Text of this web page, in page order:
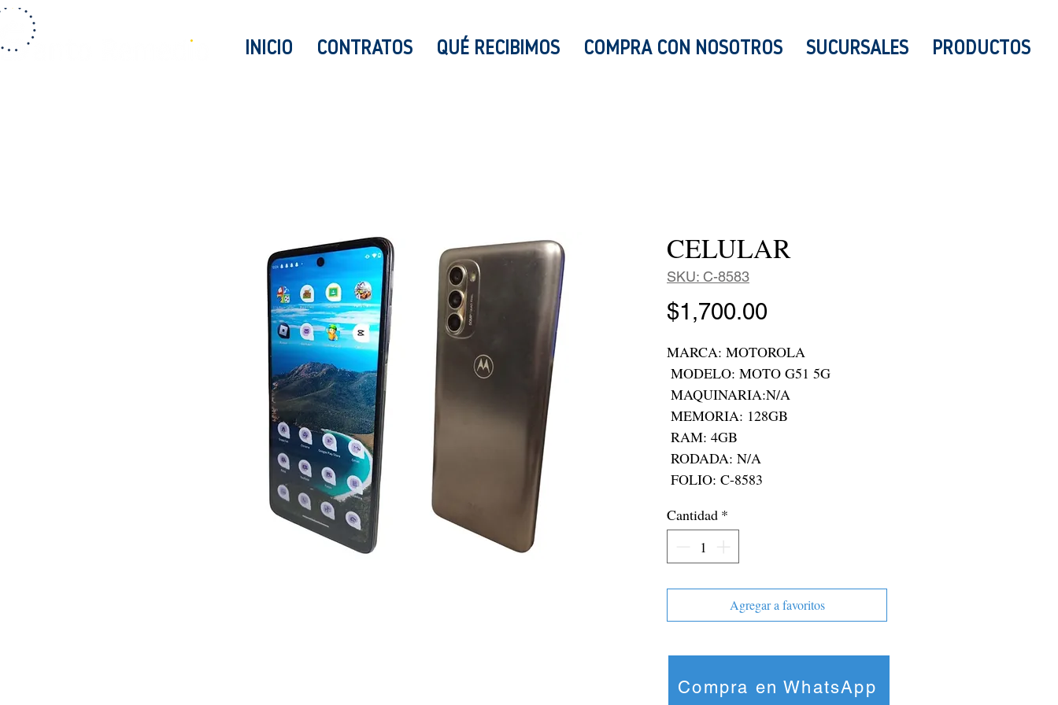
INICIO CONTRATOS QUÉ RECIBIMOS COMPRA CON NOSOTROS SUCURSALES PRODUCTOS
CELULAR
SKU: C-8583
$1,700.00
MARCA: MOTOROLA
FOLIO: C-8583
Cantidad *
Agregar a favoritos
Compra en WhatsApp